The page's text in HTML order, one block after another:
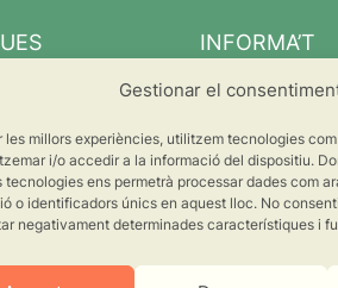
Gestionar el
les millors experiències, utilitzem tecnologies
i/o accedir a la informació del dispositiu.
tecnologies ens permetrà processar dades com
o identificadors únics en aquest lloc. No
negativament determinades característiques i
INFORMA’T